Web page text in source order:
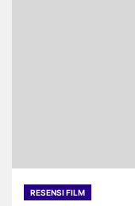
RESENSI FILM